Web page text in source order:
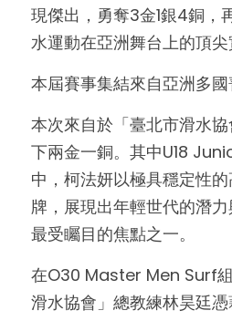
團體入會辦法
國內培訓集錦
現傑出，勇奪3金1銀4銅，
水運動在亞洲舞台上的頂尖
本屆賽事集結來自亞洲多國
本次來自於「臺北市滑水
下兩金一銅。其中U18
中，柯法妍以極具穩定性
牌，展現出年輕世代的潛
最受矚目的焦點之一。
在O30 Master Men Surf
滑水協會」總教練林昊廷